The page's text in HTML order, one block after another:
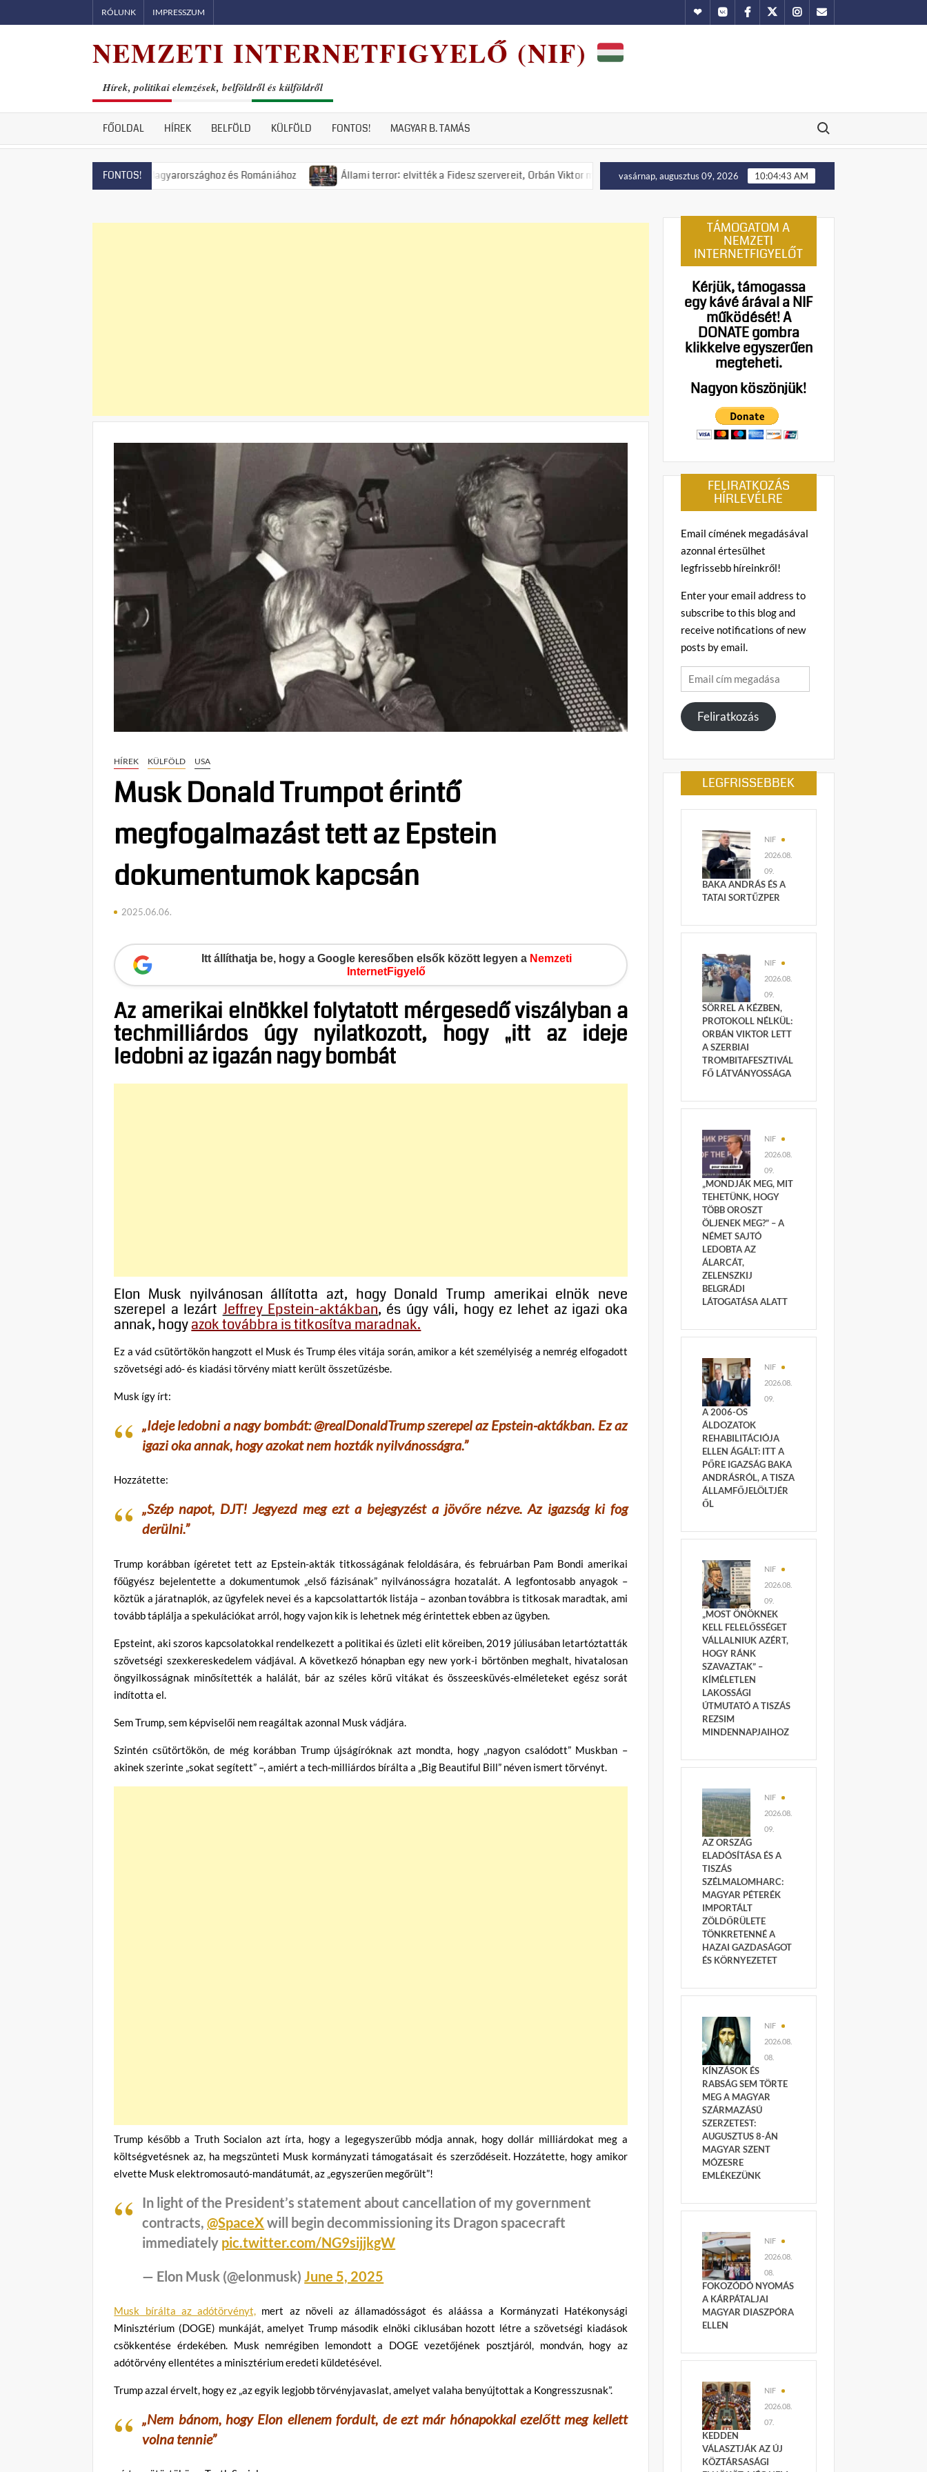
to
RÓLUNK IMPRESSZUM HundubVkontakte
Facebook
TwitterInstagram
Email
NEMZETI INTERNETFIGYELŐ (NIF)
Hírek, politikai elemzések, belföldről és külföldről
FŐOLDAL HÍREK BELFÖLD KÜLFÖLD FONTOS! MAGYAR B. TAMÁS
Search for:
FONTOS!
Magyarországhoz és Romániához Állami terror: elvitték a Fidesz szervereit, Orbán Viktor meghirdette a nemzeti ellenállást! Manny Pacquiao és tíz abortusztúlélő
vasárnap, augusztus 09, 2026 10:04:44 AM
HÍREK KÜLFÖLD USA
Musk Donald Trumpot érintő
megfogalmazást tett az Epstein
dokumentumok kapcsán
2025.06.06.
Itt állíthatja be, hogy a Google keresőben elsők között legyen a Nemzeti
InternetFigyelő
Az amerikai elnökkel folytatott mérgesedő viszályban a
techmilliárdos úgy nyilatkozott, hogy „itt az ideje
ledobni az igazán nagy bombát
Elon Musk nyilvánosan állította azt, hogy Donald Trump amerikai elnök neve
szerepel a lezártJeffrey Epstein-aktákban, és úgy váli, hogy ez lehet az igazi oka
annak, hogyazok továbbra is titkosítva maradnak.
Ez a vád csütörtökön hangzott el Musk és Trump éles vitája során, amikor a két személyiség a nemrég elfogadott
szövetségi adó- és kiadási törvény miatt került összetűzésbe.
Musk így írt:
„Ideje ledobni a nagy bombát: @realDonaldTrump szerepel az Epstein-aktákban. Ez az
igazi oka annak, hogy azokat nem hozták nyilvánosságra.”
Hozzátette:
„Szép napot, DJT! Jegyezd meg ezt a bejegyzést a jövőre nézve. Az igazság ki fog
derülni.”
Trump korábban ígéretet tett az Epstein-akták titkosságának feloldására, és februárban Pam Bondi amerikai
főügyész bejelentette a dokumentumok „első fázisának” nyilvánosságra hozatalát. A legfontosabb anyagok –
köztük a járatnaplók, az ügyfelek nevei és a kapcsolattartók listája – azonban továbbra is titkosak maradtak, ami
tovább táplálja a spekulációkat arról, hogy vajon kik is lehetnek még érintettek ebben az ügyben.
Epsteint, aki szoros kapcsolatokkal rendelkezett a politikai és üzleti elit köreiben, 2019 júliusában letartóztatták
szövetségi szexkereskedelem vádjával. A következő hónapban egy new york-i börtönben meghalt, hivatalosan
öngyilkosságnak minősítették a halálát, bár az széles körű vitákat és összeesküvés-elméleteket egész sorát
indította el.
Sem Trump, sem képviselői nem reagáltak azonnal Musk vádjára.
Szintén csütörtökön, de még korábban Trump újságíróknak azt mondta, hogy „nagyon csalódott” Muskban –
akinek szerinte „sokat segített” –, amiért a tech-milliárdos bírálta a „Big Beautiful Bill” néven ismert törvényt.
Trump később a Truth Socialon azt írta, hogy a legegyszerűbb módja annak, hogy dollár milliárdokat meg a
költségvetésnek az, ha megszünteti Musk kormányzati támogatásait és szerződéseit. Hozzátette, hogy amikor
elvette Musk elektromosautó-mandátumát, az „egyszerűen megőrült”!
In light of the President’s statement about cancellation of my government
contracts,@SpaceX will begin decommissioning its Dragon spacecraft
immediately pic.twitter.com/NG9sijjkgW
— Elon Musk (@elonmusk) June 5, 2025
Musk bírálta az adótörvényt, mert az növeli az államadósságot és aláássa a Kormányzati Hatékonysági
Minisztérium (DOGE) munkáját, amelyet Trump második elnöki ciklusában hozott létre a szövetségi kiadások
csökkentése érdekében. Musk nemrégiben lemondott a DOGE vezetőjének posztjáról, mondván, hogy az
adótörvény ellentétes a minisztérium eredeti küldetésével.
Trump azzal érvelt, hogy ez „az egyik legjobb törvényjavaslat, amelyet valaha benyújtottak a Kongresszusnak”.
„Nem bánom, hogy Elon ellenem fordult, de ezt már hónapokkal ezelőtt meg kellett
volna tennie”
TÁMOGATOM A
NEMZETI
INTERNETFIGYELŐT
Kérjük, támogassa
egy kávé árával a NIF
működését!A
DONATE gombra
klikkelve egyszerűen
megteheti.
Nagyon köszönjük!
FELIRATKOZÁS
HÍRLEVÉLRE
Email címének megadásával
azonnal értesülhet
legfrissebb híreinkről!
Enter your email address to
subscribe to this blog and
receive notifications of new
posts by email.
Email
cím
megadása
Feliratkozás
LEGFRISSEBBEK
NIF
2026.08.
09.
BAKA ANDRÁS ÉS A
TATAI SORTŰZPER
NIF
2026.08.
09.
SÖRREL A KÉZBEN,
PROTOKOLL NÉLKÜL:
ORBÁN VIKTOR LETT
A SZERBIAI
TROMBITAFESZTIVÁL
FŐ LÁTVÁNYOSSÁGA
NIF
2026.08.
09.
„MONDJÁK MEG, MIT
TEHETÜNK, HOGY
TÖBB OROSZT
ÖLJENEK MEG?” – A
NÉMET SAJTÓ
LEDOBTA AZ
ÁLARCÁT,
ZELENSZKIJ
BELGRÁDI
LÁTOGATÁSA ALATT
NIF
2026.08.
09.
A 2006-OS
ÁLDOZATOK
REHABILITÁCIÓJA
ELLEN ÁGÁLT: ITT A
PŐRE IGAZSÁG BAKA
ANDRÁSRÓL, A TISZA
ÁLLAMFŐJELÖLTJÉR
ŐL
NIF
2026.08.
09.
„MOST ÖNÖKNEK
KELL FELELŐSSÉGET
VÁLLALNIUK AZÉRT,
HOGY RÁNK
SZAVAZTAK” –
KÍMÉLETLEN
LAKOSSÁGI
ÚTMUTATÓ A TISZÁS
REZSIM
MINDENNAPJAIHOZ
NIF
2026.08.
09.
AZ ORSZÁG
ELADÓSÍTÁSA ÉS A
TISZÁS
SZÉLMALOMHARC:
MAGYAR PÉTERÉK
IMPORTÁLT
ZÖLDŐRÜLETE
TÖNKRETENNÉ A
HAZAI GAZDASÁGOT
ÉS KÖRNYEZETET
NIF
2026.08.
08.
KÍNZÁSOK ÉS
RABSÁG SEM TÖRTE
MEG A MAGYAR
SZÁRMAZÁSÚ
SZERZETEST:
AUGUSZTUS 8-ÁN
MAGYAR SZENT
MÓZESRE
EMLÉKEZÜNK
NIF
2026.08.
08.
FOKOZÓDÓ NYOMÁS
A KÁRPÁTALJAI
MAGYAR DIASZPÓRA
ELLEN
NIF
2026.08.
07.
KEDDEN
VÁLASZTJÁK AZ ÚJ
KÖZTÁRSASÁGI